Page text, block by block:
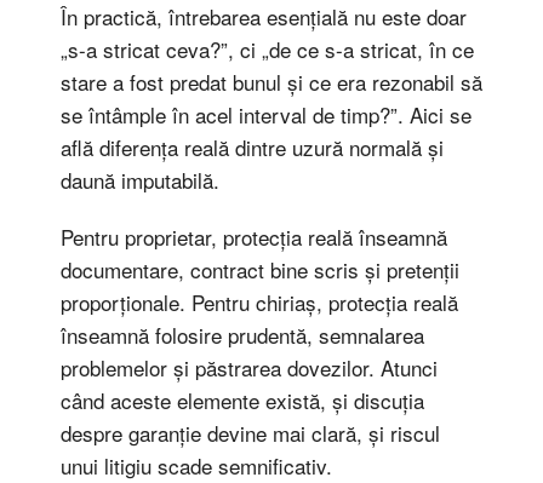
În practică, întrebarea esențială nu este doar
„s-a stricat ceva?”, ci „de ce s-a stricat, în ce
stare a fost predat bunul și ce era rezonabil să
se întâmple în acel interval de timp?”. Aici se
află diferența reală dintre uzură normală și
daună imputabilă.
Pentru proprietar, protecția reală înseamnă
documentare, contract bine scris și pretenții
proporționale. Pentru chiriaș, protecția reală
înseamnă folosire prudentă, semnalarea
problemelor și păstrarea dovezilor. Atunci
când aceste elemente există, și discuția
despre garanție devine mai clară, și riscul
unui litigiu scade semnificativ.